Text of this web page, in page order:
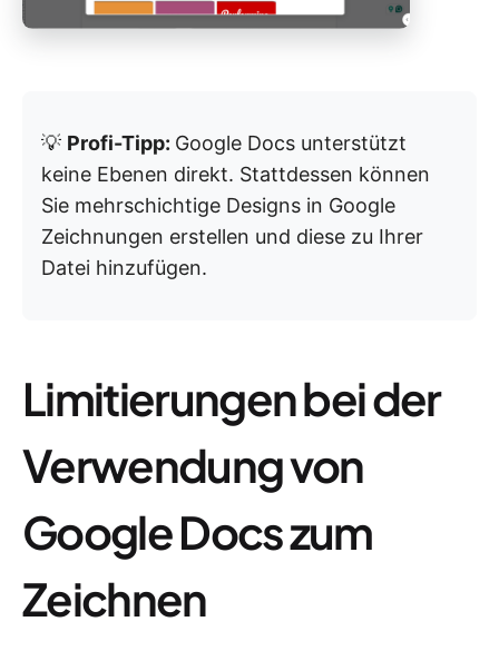
💡 Profi-Tipp: Google Docs unterstützt
keine Ebenen direkt. Stattdessen können
Sie mehrschichtige Designs in Google
Zeichnungen erstellen und diese zu Ihrer
Datei hinzufügen.
Limitierungen bei der
Verwendung von
Google Docs zum
Zeichnen